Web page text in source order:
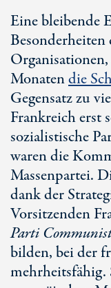
Eine bleibende
Besonderheiten
Monatendie
Gegensatz zu
Frankreich erst
sozialistische
waren die
Massenpartei.
dank der
Vorsitzenden
Parti
bilden, bei der
mehrheitsfähig.